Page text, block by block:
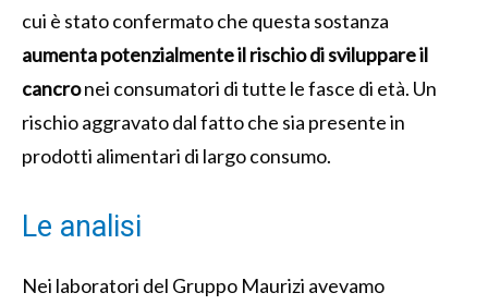
cui è stato confermato che questa sostanza
aumenta potenzialmente il rischio di sviluppare il
cancronei consumatori di tutte le fasce di età. Un
rischio aggravato dal fatto che sia presente in
prodotti alimentari di largo consumo.
Le analisi
Nei laboratori del Gruppo Maurizi avevamo